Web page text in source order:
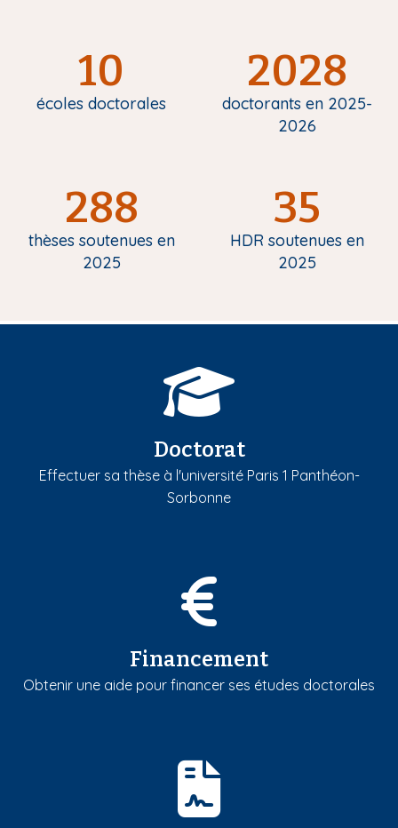
10
écoles doctorales
2028
doctorants en 2025-
2026
288
thèses soutenues en
2025
35
HDR soutenues en
2025
Doctorat
Effectuer sa thèse à l'université Paris 1 Panthéon-
Sorbonne
Financement
Obtenir une aide pour financer ses études doctorales